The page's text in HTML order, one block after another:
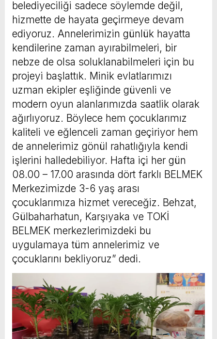
belediyeciliği sadece söylemde değil,
hizmette de hayata geçirmeye devam
ediyoruz. Annelerimizin günlük hayatta
kendilerine zaman ayırabilmeleri, bir
nebze de olsa soluklanabilmeleri için bu
projeyi başlattık. Minik evlatlarımızı
uzman ekipler eşliğinde güvenli ve
modern oyun alanlarımızda saatlik olarak
ağırlıyoruz. Böylece hem çocuklarımız
kaliteli ve eğlenceli zaman geçiriyor hem
de annelerimiz gönül rahatlığıyla kendi
işlerini halledebiliyor. Hafta içi her gün
08.00 – 17.00 arasında dört farklı BELMEK
Merkezimizde 3-6 yaş arası
çocuklarımıza hizmet vereceğiz. Behzat,
Gülbaharhatun, Karşıyaka ve TOKİ
BELMEK merkezlerimizdeki bu
uygulamaya tüm annelerimiz ve
çocuklarını bekliyoruz” dedi.